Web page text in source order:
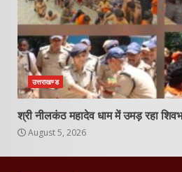
उत्तराखण्ड
श्री नीलकंठ महादेव धाम में उमड़ रहा
August 5, 2026